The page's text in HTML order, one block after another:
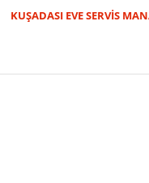
KUŞADASI EVE SERVİS